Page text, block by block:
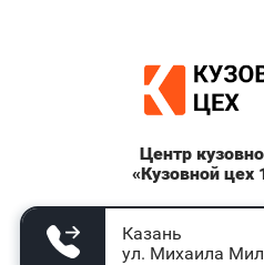
Центр
«Кузовной цех
Казань
ул. Михаила